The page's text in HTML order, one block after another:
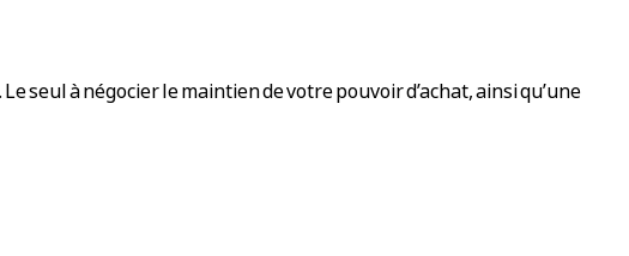
seul à négocier le maintien de votre pouvoir d’achat, ainsi qu’une